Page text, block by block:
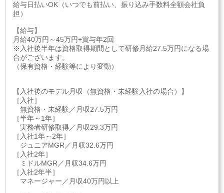
給与日払いOK（いつでも前払い、振り込み手数料全額会社負
担）
【給与】
月給40万円～45万円+賞与年2回
※入社後半年は資格取得期間として研修月給27.5万円になる場
合がございます。
（保有資格・経験等により変動）
【入社後のモデル月収（無資格・未経験入社の場合）】
［入社］
無資格・未経験／月収27.5万円
［半年～1年］
実務者研修取得／月収29.3万円
［入社1年～2年］
ジュニアMGR／月収32.6万円
［入社2年］
ミドルMGR／月収34.6万円
［入社2年半］
マネージャー／月収40万円以上